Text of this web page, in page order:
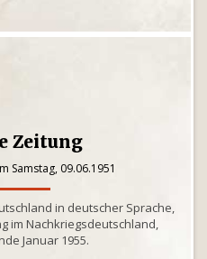
Zeitung
Samstag, 09.06.1951
in deutscher Sprache,
im Nachkriegsdeutschland,
Januar 1955.